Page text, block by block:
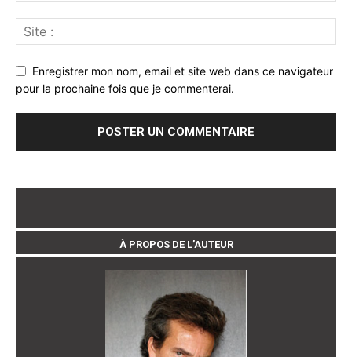
Enregistrer mon nom, email et site web dans ce navigateur
pour la prochaine fois que je commenterai.
À PROPOS DE L’AUTEUR